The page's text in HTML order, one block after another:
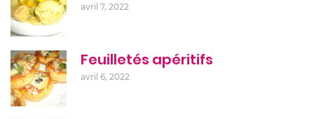
avril 7, 2022
Feuilletés apéritifs
avril 6, 2022